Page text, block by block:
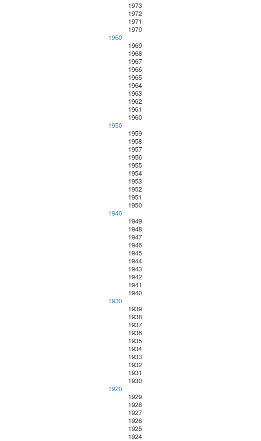
1973
1972
1971
1970
1960
1969
1968
1967
1966
1965
1964
1963
1962
1961
1960
1950
1959
1958
1957
1956
1955
1954
1953
1952
1951
1950
1940
1949
1948
1947
1946
1945
1944
1943
1942
1941
1940
1930
1939
1938
1937
1936
1935
1934
1933
1932
1931
1930
1920
1929
1928
1927
1926
1925
1924